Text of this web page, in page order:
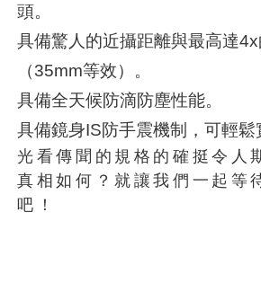
頭。
具備驚人的近攝距離與最高達
（35mm等效）。
具備全天候防滴防塵性能。
具備鏡身IS防手震機制，可輕鬆
光看傳聞的規格的確挺令人
真相如何？就讓我們一起等
吧！